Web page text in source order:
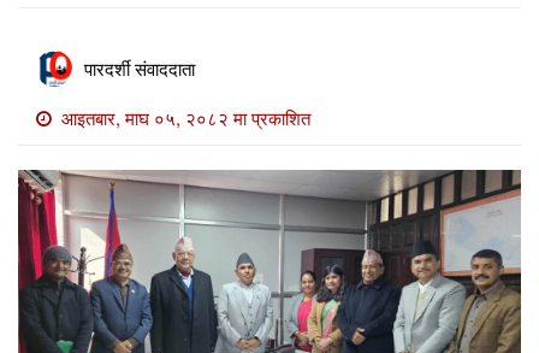
खबर
माडी
विविध
पारदर्शी संवाददाता
आइतबार, माघ ०५, २०८२ मा प्रकाशित